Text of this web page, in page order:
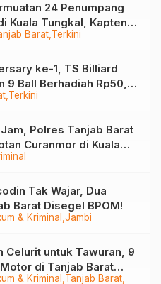
Barat Terkini
24 Penumpang
Kuala Tungkal, Kapten
Terkini
ke-1, TS Billiard
9 Ball Berhadiah Rp50,8
Polres Tanjab Barat
Curanmor di Kuala
& Kriminal Jambi
Tak Wajar, Dua
Barat Disegel BPOM!
& Kriminal Tanjab Barat
Celurit untuk Tawuran, 9
di Tanjab Barat